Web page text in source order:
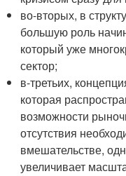
во-вторых, в
большую роль
который уже
сектор;
в-третьих,
которая
возможности
отсутствия
вмешательстве,
увеличивает